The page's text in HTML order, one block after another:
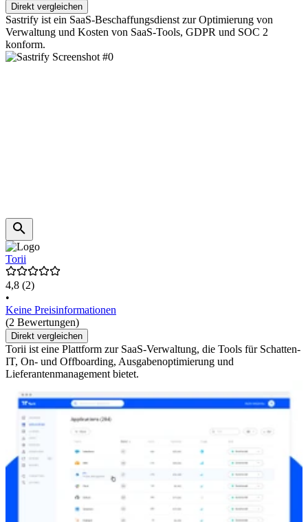
Direkt vergleichen
Sastrify ist ein SaaS-Beschaffungsdienst zur Optimierung von
Verwaltung und Kosten von SaaS-Tools, GDPR und SOC 2
konform.
Torii
4,8 (2)
•
Keine Preisinformationen
(2 Bewertungen)
Direkt vergleichen
Torii ist eine Plattform zur SaaS-Verwaltung, die Tools für Schatten-
IT, On- und Offboarding, Ausgabenoptimierung und
Lieferantenmanagement bietet.